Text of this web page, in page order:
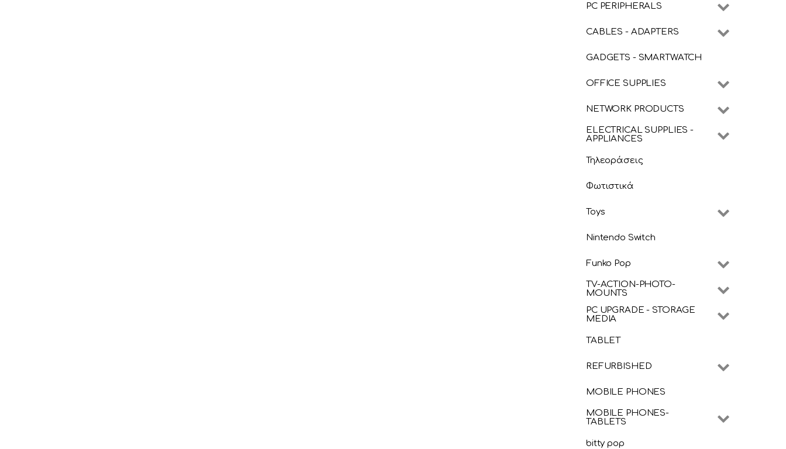
PC PERIPHERALS
CABLES - ADAPTERS
GADGETS - SMARTWATCH
OFFICE SUPPLIES
NETWORK PRODUCTS
ELECTRICAL SUPPLIES -
APPLIANCES
Τηλεοράσεις
Φωτιστικά
Toys
Nintendo Switch
Funko Pop
TV-ACTION-PHOTO-
MOUNTS
PC UPGRADE - STORAGE
MEDIA
TABLET
REFURBISHED
MOBILE PHONES
MOBILE PHONES-
TABLETS
bitty pop